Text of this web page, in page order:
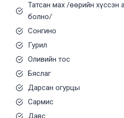
Татсан мах /өөрийн хүссэн
болно/
Сонгино
Гурил
Оливийн тос
Бяслаг
Дарсан огурцы
Сармис
Давс